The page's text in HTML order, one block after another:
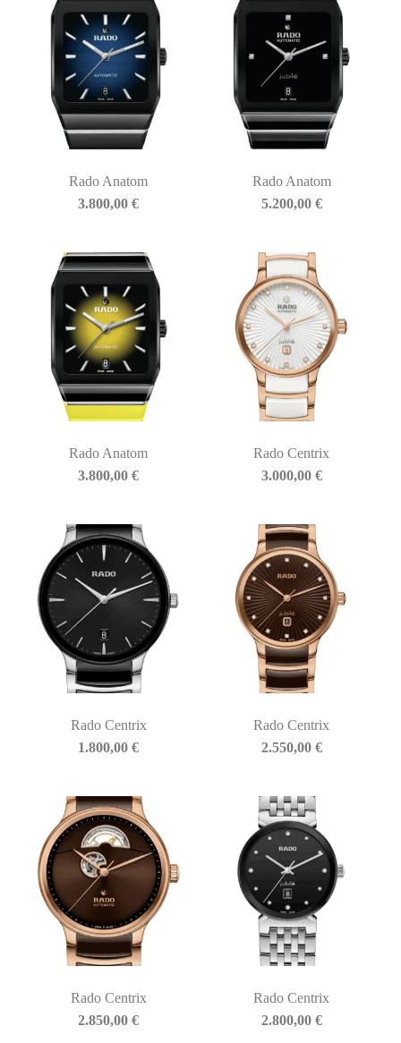
Rado Anatom
3.800,00€
Rado Anatom
5.200,00 €
Rado Anatom
3.800,00€
Rado Centrix
3.000,00 €
Rado Centrix
1.800,00€
Rado Centrix
2.550,00 €
Rado Centrix
2.850,00€
Rado Centrix
2.800,00 €